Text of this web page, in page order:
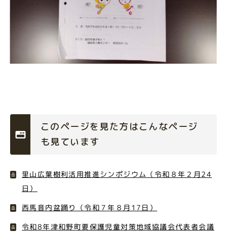
このページを見た方はこんなページ
も見ています
里山広葉樹利活用推進シンポジウム（令和８年２月24
日）
西馬音内盆踊り（令和７年８月17日）
令和8年津和野町要保護児童対策地域協議会代表者会議